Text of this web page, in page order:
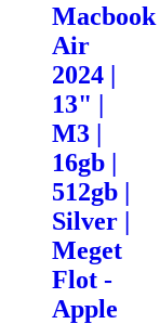
Macbook
Air
2024 |
13" |
M3 |
16gb |
512gb |
Silver |
Meget
Flot -
Apple